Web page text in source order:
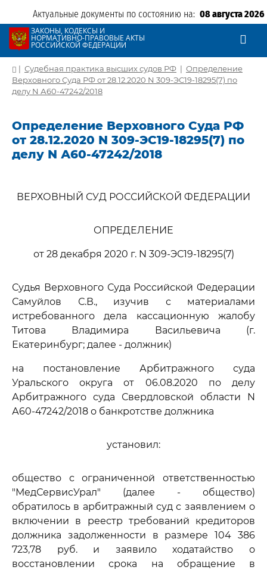
Актуальные документы по состоянию на: 08 августа 2026
ЗАКОНЫ, КОДЕКСЫ И
НОРМАТИВНО-ПРАВОВЫЕ АКТЫ
РОССИЙСКОЙ ФЕДЕРАЦИИ
| Судебная практика высших судов РФ | Определение
Верховного Суда РФ от 28.12.2020 N 309-ЭС19-18295(7) по
делу N А60-47242/2018
Определение Верховного Суда РФ
от 28.12.2020 N 309-ЭС19-18295(7) по
делу N А60-47242/2018
ВЕРХОВНЫЙ СУД РОССИЙСКОЙ ФЕДЕРАЦИИ
ОПРЕДЕЛЕНИЕ
от 28 декабря 2020 г. N 309-ЭС19-18295(7)
Судья Верховного Суда Российской Федерации
Самуйлов С.В., изучив с материалами
истребованного дела кассационную жалобу
Титова Владимира Васильевича (г.
Екатеринбург; далее - должник)
на постановление Арбитражного суда
Уральского округа от 06.08.2020 по делу
Арбитражного суда Свердловской области N
А60-47242/2018 о банкротстве должника
установил:
общество с ограниченной ответственностью
"МедСервисУрал" (далее - общество)
обратилось в арбитражный суд с заявлением о
включении в реестр требований кредиторов
должника задолженности в размере 104 386
723,78 руб. и заявило ходатайство о
восстановлении срока на обращение в